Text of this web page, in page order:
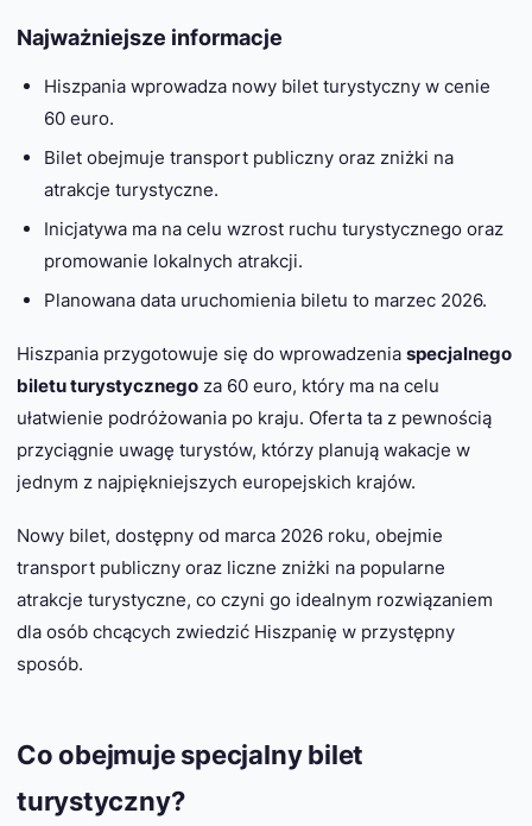
Najważniejsze informacje
Hiszpania wprowadza nowy bilet turystyczny w cenie
60 euro.
Bilet obejmuje transport publiczny oraz zniżki na
atrakcje turystyczne.
Inicjatywa ma na celu wzrost ruchu turystycznego oraz
promowanie lokalnych atrakcji.
Planowana data uruchomienia biletu to marzec 2026.
Hiszpania przygotowuje się do wprowadzenia specjalnego
biletu turystycznego za 60 euro, który ma na celu
ułatwienie podróżowania po kraju. Oferta ta z pewnością
przyciągnie uwagę turystów, którzy planują wakacje w
jednym z najpiękniejszych europejskich krajów.
Nowy bilet, dostępny od marca 2026 roku, obejmie
transport publiczny oraz liczne zniżki na popularne
atrakcje turystyczne, co czyni go idealnym rozwiązaniem
dla osób chcących zwiedzić Hiszpanię w przystępny
sposób.
Co obejmuje specjalny bilet
turystyczny?